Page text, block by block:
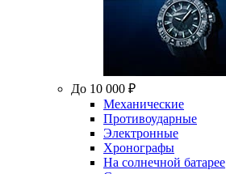
До 10 000 ₽
Механические
Противоударные
Электронные
Хронографы
На солнечной батарее